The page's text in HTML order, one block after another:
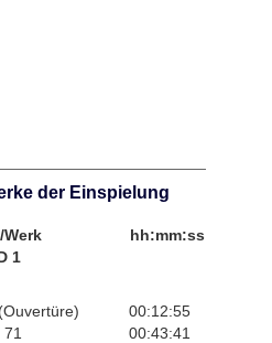
der Einspielung
hh:mm:ss
1
00:12:55
00:43:41